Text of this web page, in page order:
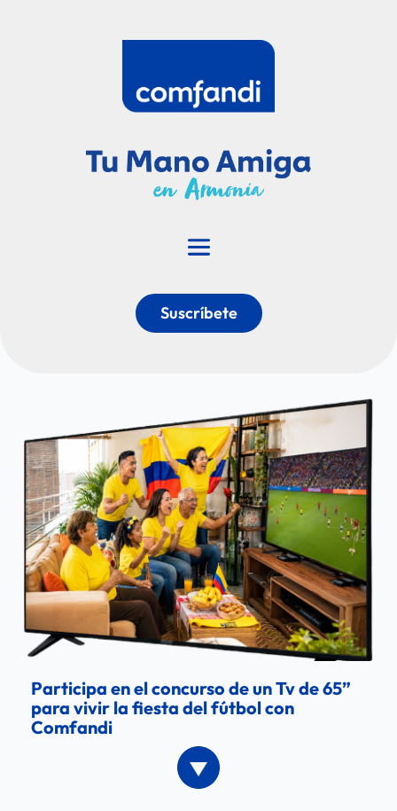
Suscríbete
Participa en el concurso de un Tv de 65”
para vivir la fiesta del fútbol con
Comfandi